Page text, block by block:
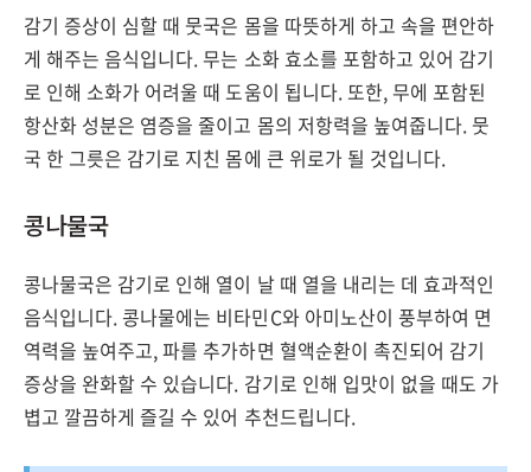
감기 증상이 심할 때 뭇국은 몸을 따뜻하게 하고 속을 편안하
게 해주는 음식입니다. 무는 소화 효소를 포함하고 있어 감기
로 인해 소화가 어려울 때 도움이 됩니다. 또한, 무에 포함된
항산화 성분은 염증을 줄이고 몸의 저항력을 높여줍니다. 뭇
국 한 그릇은 감기로 지친 몸에 큰 위로가 될 것입니다.
콩나물국
콩나물국은 감기로 인해 열이 날 때 열을 내리는 데 효과적인
음식입니다. 콩나물에는 비타민C와 아미노산이 풍부하여 면
역력을 높여주고, 파를 추가하면 혈액순환이 촉진되어 감기
증상을 완화할 수 있습니다. 감기로 인해 입맛이 없을 때도 가
볍고 깔끔하게 즐길 수 있어 추천드립니다.